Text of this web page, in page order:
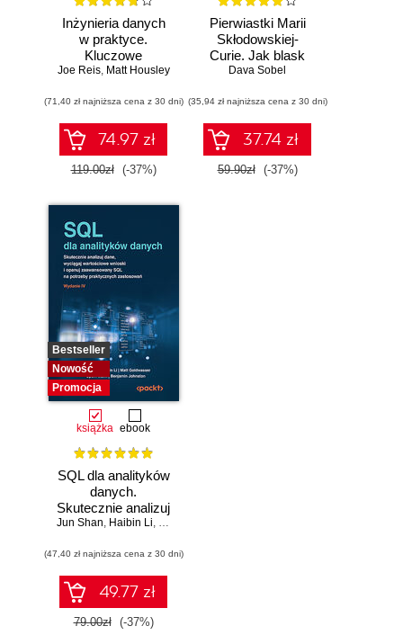
Inżynieria danych
w praktyce.
Kluczowe
koncepcje i
technologie
Joe Reis, Matt Housley
(71,40 zł najniższa cena z 30 dni)
74.97 zł
119.00zł (-37%)
Pierwiastki Marii
Skłodowskiej-
Curie. Jak blask
radu oświetlił drogę
świecie nauki
Dava Sobel
(35,94 zł najniższa cena z 30 dni)
37.74 zł
59.90zł (-37%)
Bestseller
Nowość
Promocja
książka ebook
SQL dla analityków
danych.
Skutecznie analizuj
dane, wyciągaj
wnioski i opanuj
zaawansowany
SQL na potrzeby
praktycznych
zastosowań.
Jun Shan, Haibin Li, Matt Goldwasser
(47,40 zł najniższa cena z 30 dni)
49.77 zł
79.00zł (-37%)